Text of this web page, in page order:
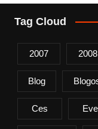
Tag Cloud
2007 2008
Blog
Ces